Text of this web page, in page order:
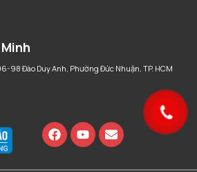
98 Đào Duy Anh, Phường Đức Nhuận, TP. HCM